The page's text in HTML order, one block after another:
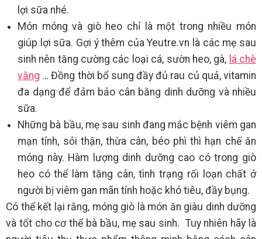
lợi sữa nhé.
Món móng và giò heo chỉ là một trong nhiều món
giúp lợi sữa. Gợi ý thêm của Yeutre.vn là các mẹ sau
sinh nên tăng cường các loại cá, sườn heo, gà, lá chè
vằng … Đồng thời bổ sung đầy đủ rau củ quả, vitamin
đa dạng để đảm bảo cân bằng dinh dưỡng và nhiều
sữa.
Những bà bầu, mẹ sau sinh đang mắc bệnh viêm gan
mạn tính, sỏi thận, thừa cân, béo phì thì hạn chế ăn
móng này. Hàm lượng dinh dưỡng cao có trong giò
heo có thể làm tăng cân, tình trạng rối loạn chất ở
người bị viêm gan mãn tính hoặc khó tiêu, đầy bụng.
Có thể kết lại rằng, móng giò là món ăn giàu dinh dưỡng
và tốt cho cơ thể bà bầu, mẹ sau sinh. Tuy nhiên hãy là